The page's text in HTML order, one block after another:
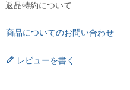
返品特約について
商品についてのお問い合わせ
レビューを書く